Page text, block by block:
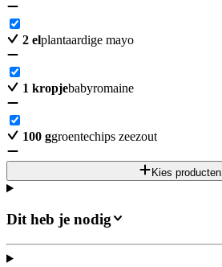
2 elplantaardige mayo
1 kropjebabyromaine
100 ggroentechips zeezout
Kies producten
Dit heb je nodig